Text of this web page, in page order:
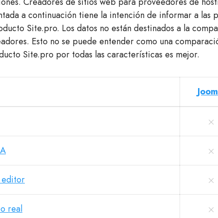
a continuación tiene la intención de informar a las
Site.pro. Los datos no están destinados a la
Esto no se puede entender como una
Site.pro por todas las características es mejor.
editor
real